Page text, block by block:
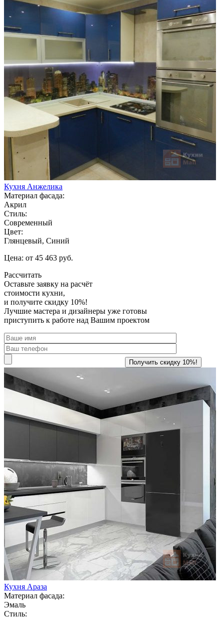
Кухня Анжелика
Материал фасада:
Акрил
Стиль:
Современный
Цвет:
Глянцевый, Синий
Цена: от 45 463 руб.
Рассчитать
Оставьте заявку на расчёт
стоимости кухни,
и получите скидку 10%!
Лучшие мастера и дизайнеры уже готовы
приступить к работе над Вашим проектом
Кухня Араза
Материал фасада:
Эмаль
Стиль: